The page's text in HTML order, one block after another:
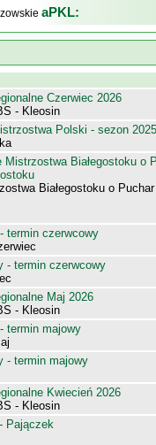
aPKL:
Czerwiec 2026
- Kleosin
Polski - sezon
Mistrzostwa Białegostoku o
Białegostoku o
termin czerwcowy
- termin czerwcowy
Maj 2026
- Kleosin
termin majowy
- termin majowy
Kwiecień 2026
- Kleosin
Pajączek